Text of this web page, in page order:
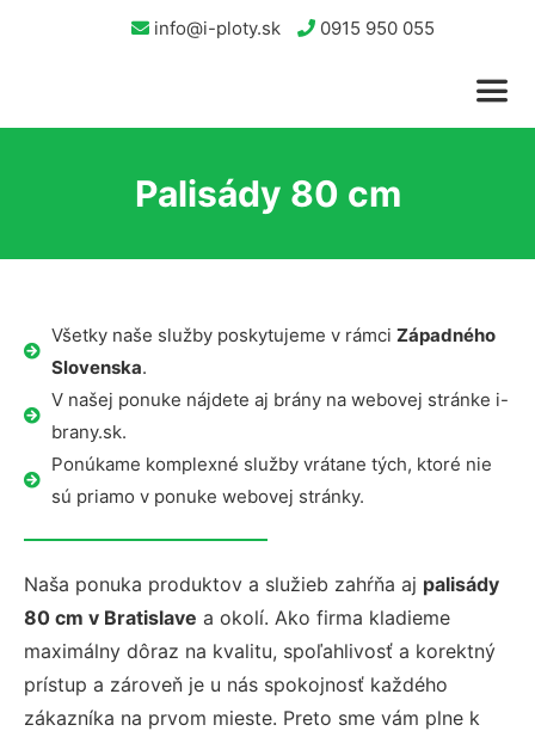
info@i-ploty.sk 0915 950 055
Palisády 80 cm
Všetky naše služby poskytujeme v rámci Západného
Slovenska.
V našej ponuke nájdete aj brány na webovej stránke i-
brany.sk.
Ponúkame komplexné služby vrátane tých, ktoré nie
sú priamo v ponuke webovej stránky.
Naša ponuka produktov a služieb zahŕňa aj palisády
80 cm v Bratislave a okolí. Ako firma kladieme
maximálny dôraz na kvalitu, spoľahlivosť a korektný
prístup a zároveň je u nás spokojnosť každého
zákazníka na prvom mieste. Preto sme vám plne k